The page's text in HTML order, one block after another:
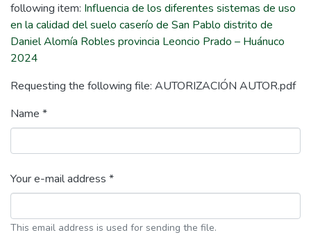
following item: Influencia de los diferentes sistemas de uso
en la calidad del suelo caserío de San Pablo distrito de
Daniel Alomía Robles provincia Leoncio Prado – Huánuco
2024
Requesting the following file: AUTORIZACIÓN AUTOR.pdf
Name *
Your e-mail address *
This email address is used for sending the file.